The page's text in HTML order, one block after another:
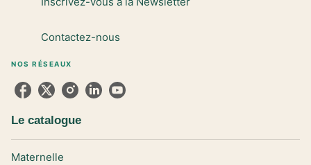
Contactez-nous
NOS RÉSEAUX
Le catalogue
Maternelle